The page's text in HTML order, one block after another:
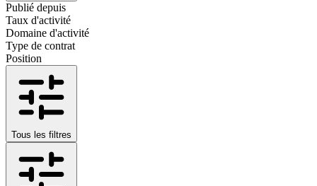
Publié depuis
Taux d'activité
Domaine d'activité
Type de contrat
Position
Tous les filtres